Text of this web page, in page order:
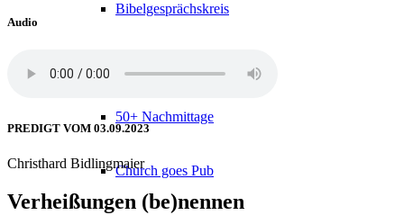
Bibelgesprächskreis
50+ Nachmittage
Church goes Pub
Audio
PREDIGT VOM 03.09.2023
Christhard Bidlingmaier
Verheißungen (be)nennen